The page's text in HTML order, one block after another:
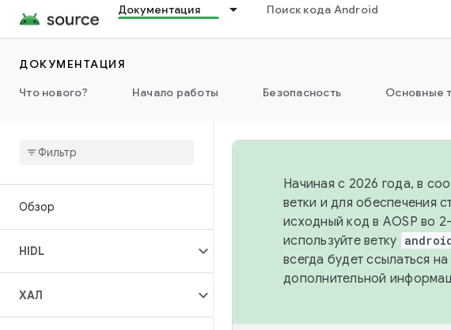
Документация Поиск кода Android
ДОКУМЕНТАЦИЯ
Что нового?
Начало работы Безопасность Основные
Обзор
HIDL
ХАЛ
Начиная с 2026 года, в
ветки и для обеспечения
исходный код в AOSP во
используйте ветку
всегда будет ссылаться
дополнительной